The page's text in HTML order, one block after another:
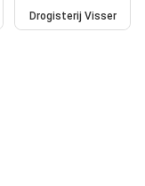
Drogisterij Visser